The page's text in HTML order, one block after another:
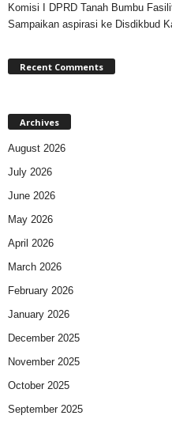
Komisi I DPRD Tanah Bumbu
Sampaikan aspirasi ke Disdikbud
Recent Comments
Archives
August 2026
July 2026
June 2026
May 2026
April 2026
March 2026
February 2026
January 2026
December 2025
November 2025
October 2025
September 2025